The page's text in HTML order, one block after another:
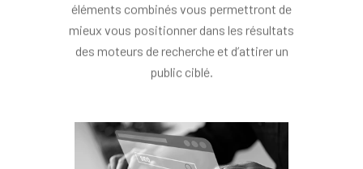
éléments combinés vous permettront de
mieux vous positionner dans les résultats
des moteurs de recherche et d’attirer un
public ciblé.